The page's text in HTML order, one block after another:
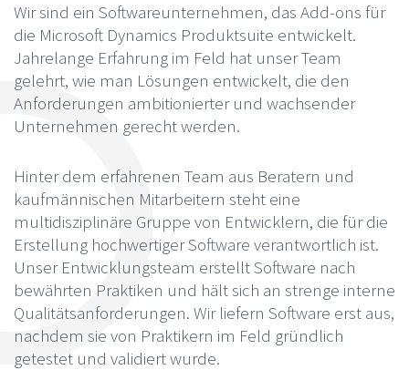
Wir sind ein Softwareunternehmen, das Add-ons für
die Microsoft Dynamics Produktsuite entwickelt.
Jahrelange Erfahrung im Feld hat unser Team
gelehrt, wie man Lösungen entwickelt, die den
Anforderungen ambitionierter und wachsender
Unternehmen gerecht werden.
Hinter dem erfahrenen Team aus Beratern und
kaufmännischen Mitarbeitern steht eine
multidisziplinäre Gruppe von Entwicklern, die für die
Erstellung hochwertiger Software verantwortlich ist.
Unser Entwicklungsteam erstellt Software nach
bewährten Praktiken und hält sich an strenge interne
Qualitätsanforderungen. Wir liefern Software erst aus,
nachdem sie von Praktikern im Feld gründlich
getestet und validiert wurde.